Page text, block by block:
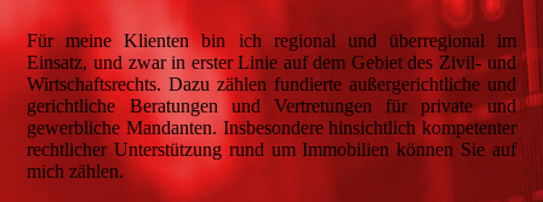
Für meine Klienten bin ich regional und überregional im
Einsatz, und zwar in erster Linie auf dem Gebiet des Zivil- und
Wirtschaftsrechts. Dazu zählen fundierte außergerichtliche und
gerichtliche Beratungen und Vertretungen für private und
gewerbliche Mandanten. Insbesondere hinsichtlich kompetenter
rechtlicher Unterstützung rund um Immobilien können Sie auf
mich zählen.